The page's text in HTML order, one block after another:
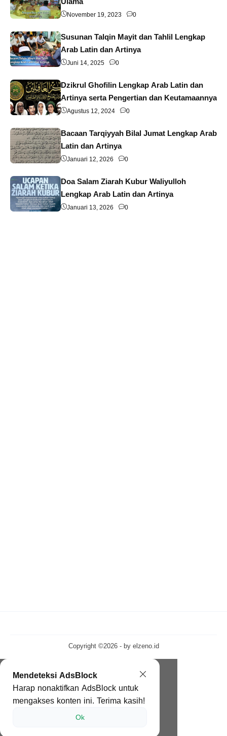
November 19, 2023 0
Susunan Talqin Mayit dan Tahlil Lengkap
Arab Latin dan Artinya
Juni 14, 2025 0
Dzikrul Ghofilin Lengkap Arab Latin dan
Artinya serta Pengertian dan Keutamaannya
Agustus 12, 2024 0
Bacaan Tarqiyyah Bilal Jumat Lengkap Arab
Latin dan Artinya
Januari 12, 2026 0
Doa Salam Ziarah Kubur Waliyulloh
Lengkap Arab Latin dan Artinya
Januari 13, 2026 0
Copyright ©2026 - by elzeno.id
Mendeteksi AdsBlock
Harap nonaktifkan AdsBlock untuk
mengakses konten ini. Terima kasih!
Ok